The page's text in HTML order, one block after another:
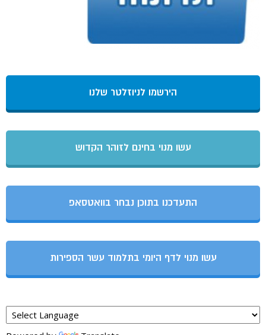
הירשמו לניוזלטר שלנו
עשו מנוי בחינם לזוהר הקדוש
התעדכנו בתוכן נבחר בוואטסאפ
עשו מנוי לדף היומי בתלמוד עשר הספירות